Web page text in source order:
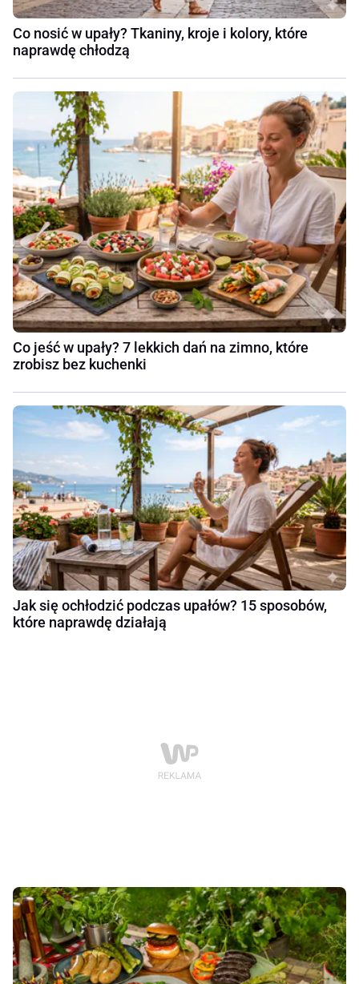
Co nosić w upały? Tkaniny, kroje i kolory, które
naprawdę chłodzą
Co jeść w upały? 7 lekkich dań na zimno, które
zrobisz bez kuchenki
Jak się ochłodzić podczas upałów? 15 sposobów,
które naprawdę działają